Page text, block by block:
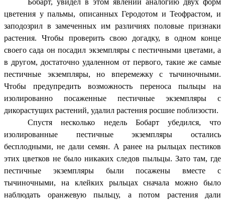
Бобарт, увидел в этом явлении аналогию двух форм
цветения у пальмы, описанных Геродотом и Теофрастом, и
заподозрил в замеченных им различиях половые признаки
растения. Чтобы проверить свою догадку, в одном конце
своего сада он посадил экземпляры с пестичными цветами, а
в другом, достаточно удаленном от первого, такие же самые
пестичные экземпляры, но вперемежку с тычиночными.
Чтобы предупредить возможность переноса пыльцы на
изолированно посаженные пестичные экземпляры с
дикорастущих растений, удалил растения росшие поблизости.
Спустя несколько недель Бобарт убедился, что
изолированные пестичные экземпляры остались
бесплодными, не дали семян. А ранее на рыльцах пестиков
этих цветков не было никаких следов пыльцы. Зато там, где
пестичные экземпляры были посажены вместе с
тычиночными, на клейких рыльцах сначала можно было
наблюдать оранжевую пыльцу, а потом растения дали